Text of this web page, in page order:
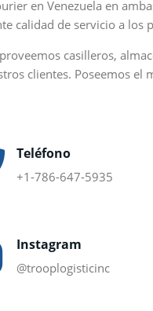
en Venezuela en
calidad de servicio a los
casilleros,
clientes. Poseemos
Teléfono
+1-786-647-5935
Instagram
@trooplogisticinc